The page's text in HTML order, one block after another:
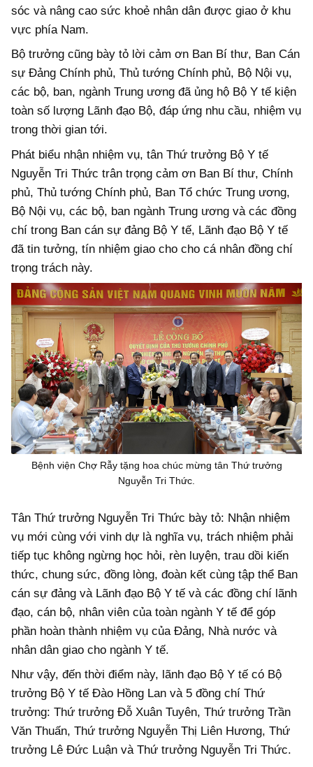
sóc và nâng cao sức khoẻ nhân dân được giao ở khu
vực phía Nam.
Bộ trưởng cũng bày tỏ lời cảm ơn Ban Bí thư, Ban Cán
sự Đảng Chính phủ, Thủ tướng Chính phủ, Bộ Nội vụ,
các bộ, ban, ngành Trung ương đã ủng hộ Bộ Y tế kiện
toàn số lượng Lãnh đạo Bộ, đáp ứng nhu cầu, nhiệm vụ
trong thời gian tới.
Phát biểu nhận nhiệm vụ, tân Thứ trưởng Bộ Y tế
Nguyễn Tri Thức trân trọng cảm ơn Ban Bí thư, Chính
phủ, Thủ tướng Chính phủ, Ban Tổ chức Trung ương,
Bộ Nội vụ, các bộ, ban ngành Trung ương và các đồng
chí trong Ban cán sự đảng Bộ Y tế, Lãnh đạo Bộ Y tế
đã tin tưởng, tín nhiệm giao cho cho cá nhân đồng chí
trọng trách này.
Bệnh viện Chợ Rẫy tặng hoa chúc mừng tân Thứ trưởng
Nguyễn Tri Thức.
Tân Thứ trưởng Nguyễn Tri Thức bày tỏ: Nhận nhiệm
vụ mới cùng với vinh dự là nghĩa vụ, trách nhiệm phải
tiếp tục không ngừng học hỏi, rèn luyện, trau dồi kiến
thức, chung sức, đồng lòng, đoàn kết cùng tập thể Ban
cán sự đảng và Lãnh đạo Bộ Y tế và các đồng chí lãnh
đạo, cán bộ, nhân viên của toàn ngành Y tế để góp
phần hoàn thành nhiệm vụ của Đảng, Nhà nước và
nhân dân giao cho ngành Y tế.
Như vậy, đến thời điểm này, lãnh đạo Bộ Y tế có Bộ
trưởng Bộ Y tế Đào Hồng Lan và 5 đồng chí Thứ
trưởng: Thứ trưởng Đỗ Xuân Tuyên, Thứ trưởng Trần
Văn Thuấn, Thứ trưởng Nguyễn Thị Liên Hương, Thứ
trưởng Lê Đức Luận và Thứ trưởng Nguyễn Tri Thức.